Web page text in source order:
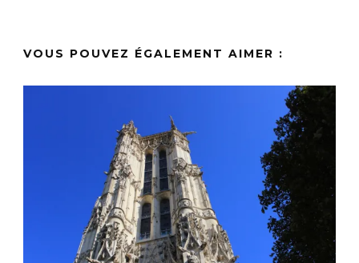
VOUS POUVEZ ÉGALEMENT AIMER :